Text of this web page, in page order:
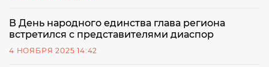
В День народного единства глава региона
встретился с представителями диаспор
4 НОЯБРЯ 2025 14:42